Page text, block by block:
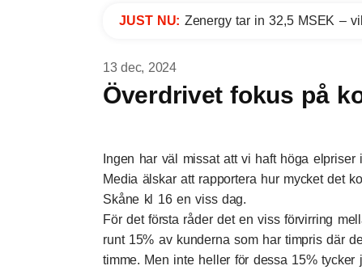
JUST NU: Zenergy tar in 32,5 MSEK –
13 dec, 2024
Överdrivet fokus på
Ingen har väl missat att vi haft höga
Media älskar att rapportera hur mycket det
Skåne kl 16 en viss dag.
För det första råder det en viss förvirring
runt 15% av kunderna som har timpris där
timme. Men inte heller för dessa 15%